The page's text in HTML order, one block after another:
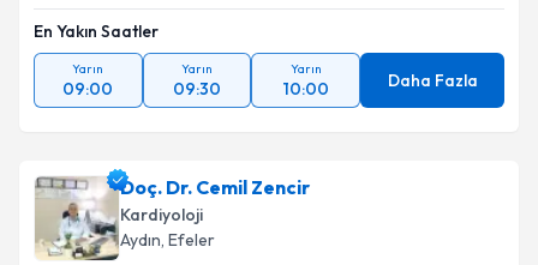
En Yakın Saatler
Yarın
09:00
Yarın
09:30
Yarın
10:00 Daha Fazla
Doç. Dr. Cemil Zencir
Kardiyoloji
Aydın, Efeler